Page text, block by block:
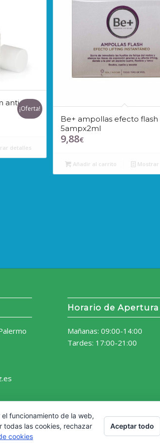
anti-
¡Oferta!
detalles
Be+ ampollas efecto flash
5ampx2ml
9,88€
Añadir al carrito Mostrar
Horario de Apertura
Mañanas: 09:00-14:00
Tardes: 17:00-21:00
funcionamiento de la web,
todas las cookies, rechazar
cookies
Aceptar todo